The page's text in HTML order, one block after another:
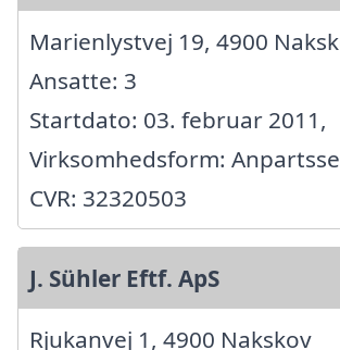
Marienlystvej 19, 4900
Ansatte: 3
Startdato: 03. februar 2011,
Virksomhedsform:
CVR: 32320503
J. Sühler Eftf. ApS
Rjukanvej 1, 4900 Nakskov